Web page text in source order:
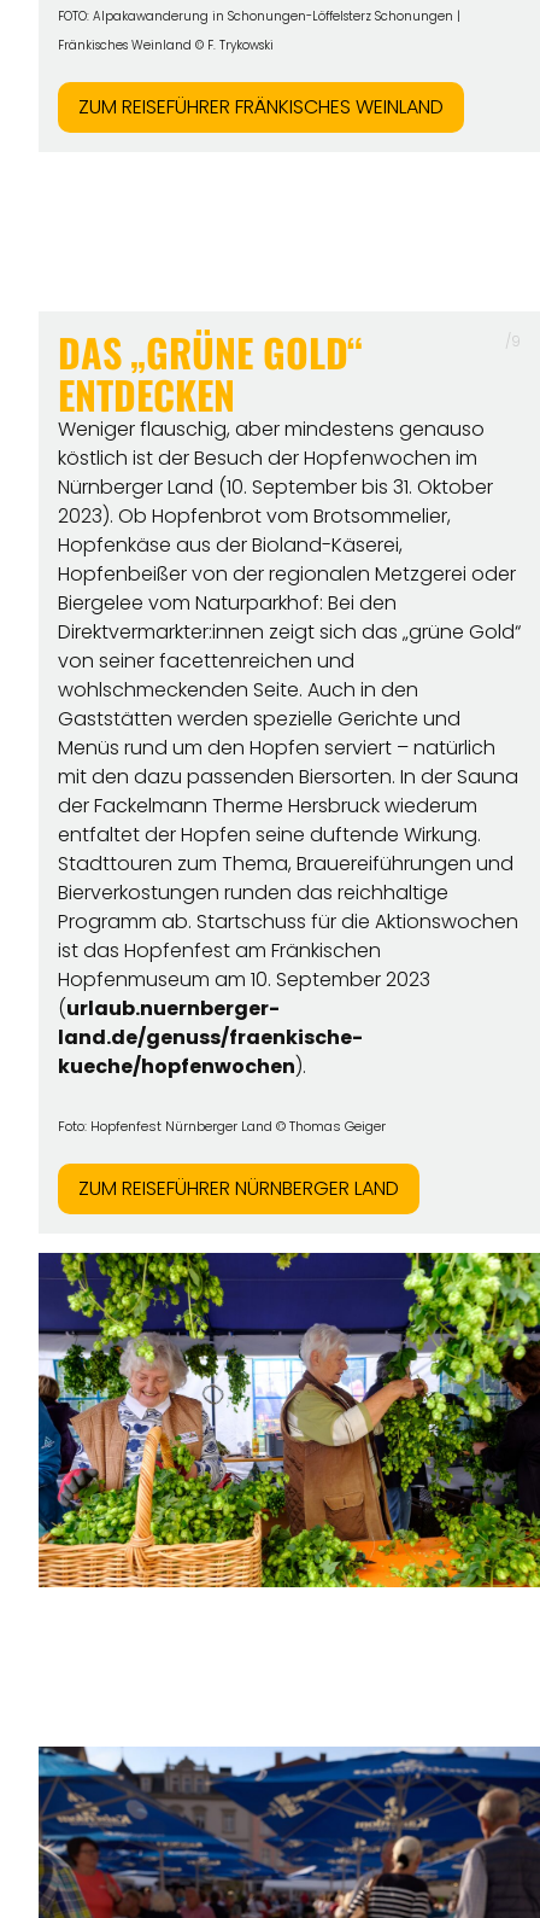
FOTO: Alpakawanderung in Schonungen-Löffelsterz Schonungen |
Fränkisches Weinland © F. Trykowski
ZUM REISEFÜHRER FRÄNKISCHES WEINLAND
DAS „GRÜNE GOLD“
ENTDECKEN
Weniger flauschig, aber mindestens genauso
köstlich ist der Besuch der Hopfenwochen im
Nürnberger Land (10. September bis 31. Oktober
2023). Ob Hopfenbrot vom Brotsommelier,
Hopfenkäse aus der Bioland-Käserei,
Hopfenbeißer von der regionalen Metzgerei oder
Biergelee vom Naturparkhof: Bei den
Direktvermarkter:innen zeigt sich das „grüne Gold“
von seiner facettenreichen und
wohlschmeckenden Seite. Auch in den
Gaststätten werden spezielle Gerichte und
Menüs rund um den Hopfen serviert – natürlich
mit den dazu passenden Biersorten. In der Sauna
der Fackelmann Therme Hersbruck wiederum
entfaltet der Hopfen seine duftende Wirkung.
Stadttouren zum Thema, Brauereiführungen und
Bierverkostungen runden das reichhaltige
Programm ab. Startschuss für die Aktionswochen
ist das Hopfenfest am Fränkischen
Hopfenmuseum am 10. September 2023
(urlaub.nuernberger-
land.de/genuss/fraenkische-
kueche/hopfenwochen).
Foto: Hopfenfest Nürnberger Land © Thomas Geiger
/9
ZUM REISEFÜHRER NÜRNBERGER LAND